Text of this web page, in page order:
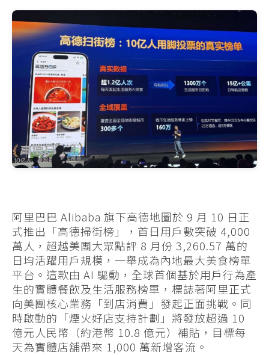
阿里巴巴 Alibaba 旗下高德地圖於 9 月 10 日正
式推出「高德掃街榜」，首日用戶數突破 4,000
萬人，超越美團大眾點評 8 月份 3,260.57 萬的
日均活躍用戶規模，一舉成為內地最大美食榜單
平台。這款由 AI 驅動，全球首個基於用戶行為產
生的實體餐飲及生活服務榜單，標誌著阿里正式
向美團核心業務「到店消費」發起正面挑戰。同
時啟動的「煙火好店支持計劃」將發放超過 10
億元人民幣（約港幣 10.8 億元）補貼，目標每
天為實體店舖帶來 1,000 萬新增客流。